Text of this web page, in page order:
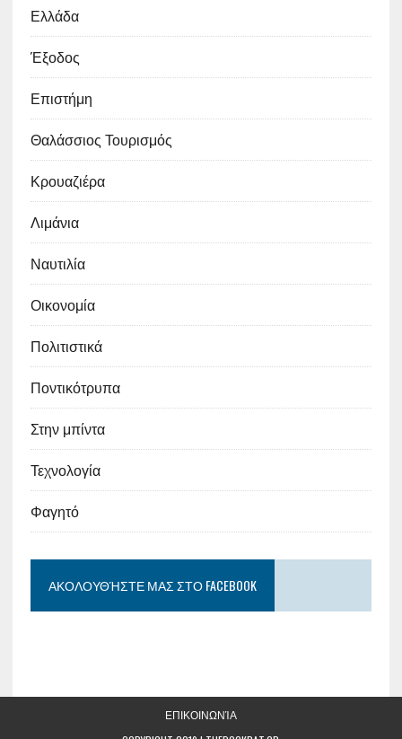
Ελλάδα
Έξοδος
Επιστήμη
Θαλάσσιος Τουρισμός
Κρουαζιέρα
Λιμάνια
Ναυτιλία
Οικονομία
Πολιτιστικά
Ποντικότρυπα
Στην μπίντα
Τεχνολογία
Φαγητό
ΑΚΟΛΟΥΘΉΣΤΕ ΜΑΣ ΣΤΟ FACEBOOK
ΕΠΙΚΟΙΝΩΝΊΑ